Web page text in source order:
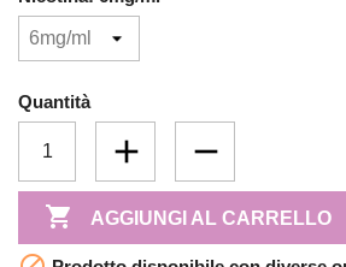
Quantità
 AGGIUNGI AL CARRELLO